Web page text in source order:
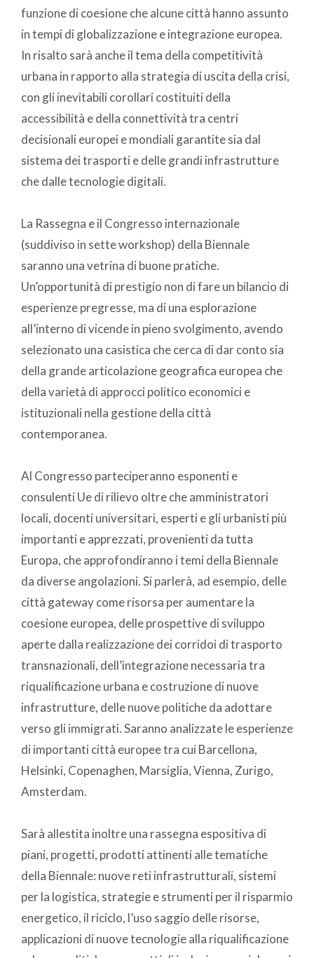
funzione di coesione che alcune città hanno assunto
in tempi di globalizzazione e integrazione europea.
In risalto sarà anche il tema della competitività
urbana in rapporto alla strategia di uscita della crisi,
con gli inevitabili corollari costituiti della
accessibilità e della connettività tra centri
decisionali europei e mondiali garantite sia dal
sistema dei trasporti e delle grandi infrastrutture
che dalle tecnologie digitali.
La Rassegna e il Congresso internazionale
(suddiviso in sette workshop) della Biennale
saranno una vetrina di buone pratiche.
Un’opportunità di prestigio non di fare un bilancio di
esperienze pregresse, ma di una esplorazione
all’interno di vicende in pieno svolgimento, avendo
selezionato una casistica che cerca di dar conto sia
della grande articolazione geografica europea che
della varietà di approcci politico economici e
istituzionali nella gestione della città
contemporanea.
Al Congresso parteciperanno esponenti e
consulenti Ue di rilievo oltre che amministratori
locali, docenti universitari, esperti e gli urbanisti più
importanti e apprezzati, provenienti da tutta
Europa, che approfondiranno i temi della Biennale
da diverse angolazioni. Si parlerà, ad esempio, delle
città gateway come risorsa per aumentare la
coesione europea, delle prospettive di sviluppo
aperte dalla realizzazione dei corridoi di trasporto
transnazionali, dell’integrazione necessaria tra
riqualificazione urbana e costruzione di nuove
infrastrutture, delle nuove politiche da adottare
verso gli immigrati. Saranno analizzate le esperienze
di importanti città europee tra cui Barcellona,
Helsinki, Copenaghen, Marsiglia, Vienna, Zurigo,
Amsterdam.
Sarà allestita inoltre una rassegna espositiva di
piani, progetti, prodotti attinenti alle tematiche
della Biennale: nuove reti infrastrutturali, sistemi
per la logistica, strategie e strumenti per il risparmio
energetico, il riciclo, l’uso saggio delle risorse,
applicazioni di nuove tecnologie alla riqualificazione